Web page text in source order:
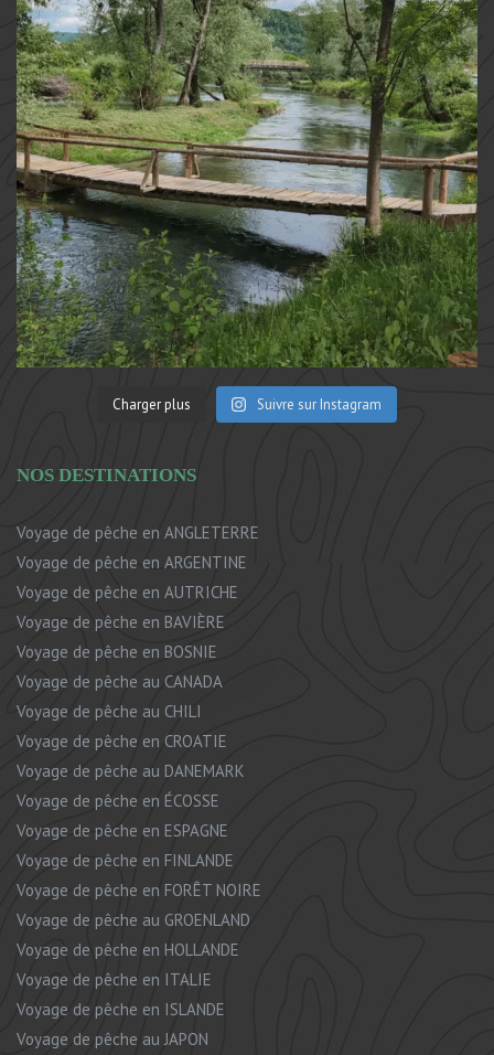
Charger plus Suivre sur Instagram
NOS DESTINATIONS
Voyage de pêche en ANGLETERRE
Voyage de pêche en ARGENTINE
Voyage de pêche en AUTRICHE
Voyage de pêche en BAVIÈRE
Voyage de pêche en BOSNIE
Voyage de pêche au CANADA
Voyage de pêche au CHILI
Voyage de pêche en CROATIE
Voyage de pêche au DANEMARK
Voyage de pêche en ÉCOSSE
Voyage de pêche en ESPAGNE
Voyage de pêche en FINLANDE
Voyage de pêche en FORÊT NOIRE
Voyage de pêche au GROENLAND
Voyage de pêche en HOLLANDE
Voyage de pêche en ITALIE
Voyage de pêche en ISLANDE
Voyage de pêche au JAPON